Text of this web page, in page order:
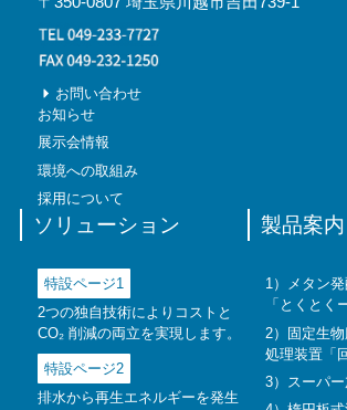
お問い合わせ
お知らせ
展示会情報
環境への取組み
採用について
ソリューション
特設ページ1
2つの独自技術によりコストと
CO₂ 削減の両立を実現します。
特設ページ2
排水から再生エネルギーを発生
製品案内
1）メタン
「とくとく
2）固定生
処理装置 「
3）スーパ